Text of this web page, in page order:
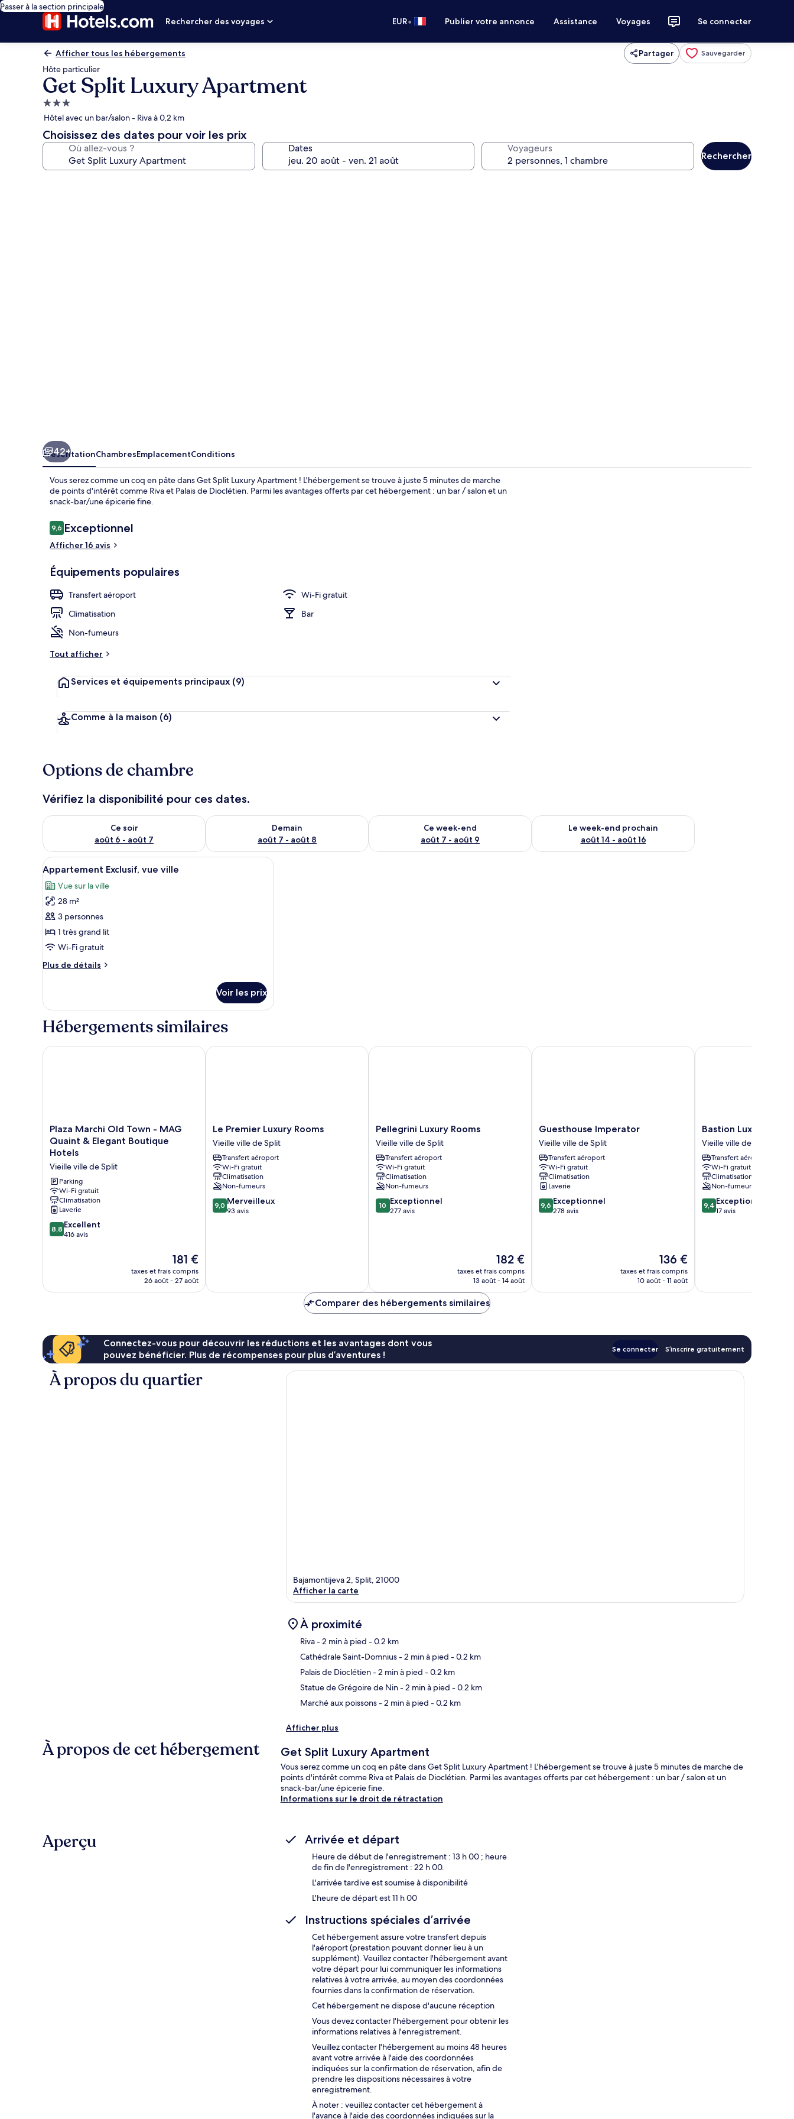
Passer à la section principale
Rechercher des voyages
EUR• Publier votre annonce Assistance Voyages Se connecter
Afficher tous les hébergements Partager Sauvegarder
Hôte particulier
Get Split Luxury Apartment
Hébergement
3.0 étoiles
Hôtel avec un bar/salon - Riva à 0,2 km
Choisissez des dates pour voir les prix
Où allez-vous ? Dates Voyageurs
Rechercher
42+
PrésentationChambresEmplacementConditions
Vous serez comme un coq en pâte dans Get Split Luxury Apartment ! L'hébergement se trouve à juste 5 minutes de marche
de points d'intérêt comme Riva et Palais de Dioclétien. Parmi les avantages offerts par cet hébergement : un bar / salon et un
snack-bar/une épicerie fine.
Avis
voyageurs
9,69,6 sur 10
Exceptionnel
Afficher 16 avis
Équipements populaires
Transfert aéroport
Wi-Fi gratuit
Climatisation
Bar
Non-fumeurs
Tout afficher
Services et équipements principaux (9)
Comme à la maison (6)
Options de chambre
Vérifiez la disponibilité pour ces dates.
Ce soir
août 6 - août 7
Vérifier la disponibilité pour ce soir août 6 - août 7
Demain
août 7 - août 8
Vérifier la disponibilité pour demain août 7 - août 8
Ce week-end
août 7 - août 9
Vérifier la disponibilité pour ce week-end août 7 - août 9
Le week-end prochain
août 14 - août 16
Vérifier la disponibilité pour le week-end prochain août 14 -
Afficher
toutes
les
photos
pour
ce
type
chambre :
vue
ville
Appartement Exclusif, vue ville | Bureau, chambres insonorisées, fer et planche à repasser
8
Appartement Exclusif, vue ville
Vue sur la ville
28 m²
3 personnes
1 très grand lit
Wi-Fi gratuit
Plus de détails
Plus
le
type
de
Appartement
Voir les prix
Hébergements similaires
Plaza
Marchi
Old
Town
-
MAG
Quaint
&
Elegant
Boutique
Hotels
Plaza Marchi Old Town - MAG
Quaint & Elegant Boutique
Hotels
Vieille ville de Split
Parking
Wi-Fi gratuit
Climatisation
Laverie
8.8
sur
8,8 Excellent
416 avis
Le
nouveau
prix
181 €
taxes et frais compris
26 août - 27 août
Plaza Marchi Old Town - MAG Quaint & Elegant Boutique Hotels
Le
Premier
Luxury
Rooms
Vieille
ville
de
Split
Le Premier Luxury Rooms
Vieille ville de Split
Transfert aéroport
Wi-Fi gratuit
Climatisation
Non-fumeurs
9.0
sur
9,0 Merveilleux
93 avis
Le Premier Luxury Rooms
Pellegrini
Luxury
Rooms
Vieille
ville
de
Split
Pellegrini Luxury Rooms
Vieille ville de Split
Transfert aéroport
Wi-Fi gratuit
Climatisation
Non-fumeurs
10.0
sur
10 Exceptionnel
277 avis
Le
nouveau
prix
182 €
taxes et frais compris
13 août - 14 août
Pellegrini Luxury Rooms
Guesthouse
Imperator
Vieille
ville
de
Split
Guesthouse Imperator
Vieille ville de Split
Transfert aéroport
Wi-Fi gratuit
Climatisation
Laverie
9.6
sur
9,6 Exceptionnel
278 avis
Le
nouveau
prix
136 €
taxes et frais compris
10 août - 11 août
Guesthouse Imperator
Bastion
Luxury
Rooms
Vieille
ville
de
Split
Bastion Luxury
Vieille ville de Split
Transfert aéroport
Wi-Fi gratuit
Climatisation
Non-fumeurs
9.4
sur
9,4 Exceptionnel
17 avis
Bastion Luxury Rooms
Comparer des hébergements similaires
Connectez-vous pour découvrir les réductions et les avantages dont vous
pouvez bénéficier. Plus de récompenses pour plus d’aventures !
Se connecter S’inscrire gratuitement
À propos du quartier
Bajamontijeva 2, Split, 21000
Afficher la carte
À proximité
Riva- 2 min à pied - 0.2 km
Cathédrale Saint-Domnius- 2 min à pied - 0.2 km
Palais de Dioclétien- 2 min à pied - 0.2 km
Statue de Grégoire de Nin- 2 min à pied - 0.2 km
Marché aux poissons- 2 min à pied - 0.2 km
Afficher plus
À propos de cet hébergement Get Split Luxury Apartment
Vous serez comme un coq en pâte dans Get Split Luxury Apartment ! L'hébergement se trouve à juste 5 minutes de marche de
points d'intérêt comme Riva et Palais de Dioclétien. Parmi les avantages offerts par cet hébergement : un bar / salon et un
snack-bar/une épicerie fine.
Informations sur le droit de rétractation
Aperçu Arrivée et départ
Heure de début de l'enregistrement : 13 h 00 ; heure
de fin de l'enregistrement : 22 h 00.
L'arrivée tardive est soumise à disponibilité
L'heure de départ est 11 h 00
Instructions spéciales d’arrivée
Cet hébergement assure votre transfert depuis
l'aéroport (prestation pouvant donner lieu à un
supplément). Veuillez contacter l'hébergement avant
votre départ pour lui communiquer les informations
relatives à votre arrivée, au moyen des coordonnées
fournies dans la confirmation de réservation.
Cet hébergement ne dispose d'aucune réception
Vous devez contacter l'hébergement pour obtenir les
informations relatives à l'enregistrement.
Veuillez contacter l'hébergement au moins 48 heures
avant votre arrivée à l'aide des coordonnées
indiquées sur la confirmation de réservation, afin de
prendre les dispositions nécessaires à votre
enregistrement.
À noter : veuillez contacter cet hébergement à
l'avance à l'aide des coordonnées indiquées sur la